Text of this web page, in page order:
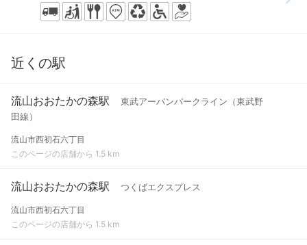
近くの駅
流山おおたかの森駅
東武アーバンパークライン（東武野
田線）
流山市西初石六丁目
このページの店舗から 1.5 km
流山おおたかの森駅 つくばエクスプレス
流山市西初石六丁目
このページの店舗から 1.5 km